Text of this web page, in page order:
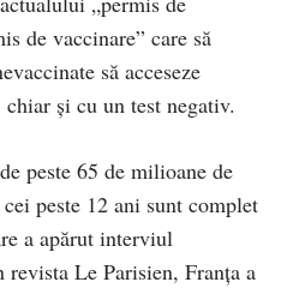
de vaccinare” care să
să acceseze
și cu un test negativ.
peste 65 de milioane de
peste 12 ani sunt complet
a apărut interviul
Le Parisien, Franța a